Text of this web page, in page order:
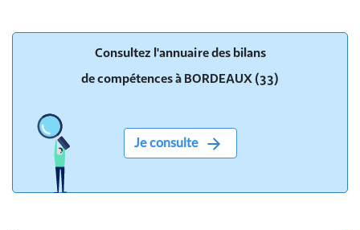
Consultez l'annuaire des bilans
de compétences à BORDEAUX (33)
Je consulte